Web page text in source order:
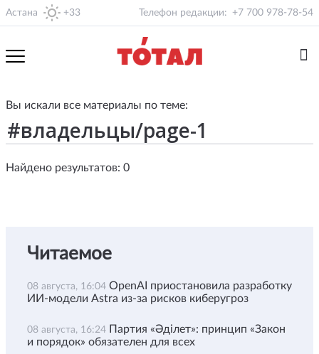
Астана +33 Телефон редакции: +7 700 978-78-54
Вы искали все материалы по теме:
Найдено результатов: 0
Читаемое
08 августа, 16:04 OpenAI приостановила разработку
ИИ-модели Astra из-за рисков киберугроз
08 августа, 16:24 Партия «Әділет»: принцип «Закон
и порядок» обязателен для всех